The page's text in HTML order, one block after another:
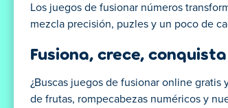
Los juegos de fusionar números
mezcla precisión, puzles y un poco de
Fusiona, crece, conquista
¿Buscas juegos de fusionar online
de frutas, rompecabezas numéricos y